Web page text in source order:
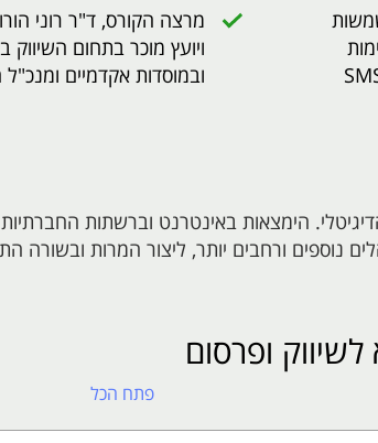
מרצה הקורס, ד"ר רוני
ויועץ מוכר בתחום השיווק
ובמוסדות אקדמיים
הימצאות באינטרנט וברשתות
נוספים ורחבים יותר, ליצור המרות ובשורה
פייסבוק עסקי או כל נכס דיגיטלי אחר.
הכירות רחבה ומקיפה עם עולם השיווק
להתפתח בו ביעילות. הקורס מספק הסבר
ומערכת יחסים. עוד תוכלו לקבל הבנה של
ופרסום
פתח הכל